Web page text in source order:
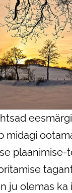
midagi
plaanimise-
ju olemas ka